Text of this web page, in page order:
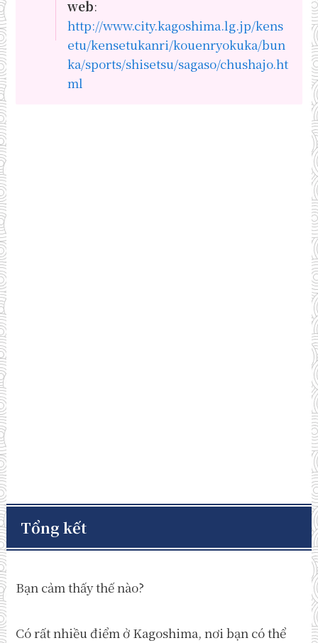
web:
http://www.city.kagoshima.lg.jp/kens
etu/kensetukanri/kouenryokuka/bun
ka/sports/shisetsu/sagaso/chushajo.ht
ml
Tổng kết
Bạn cảm thấy thế nào?
Có rất nhiều điểm ở Kagoshima, nơi bạn có thể